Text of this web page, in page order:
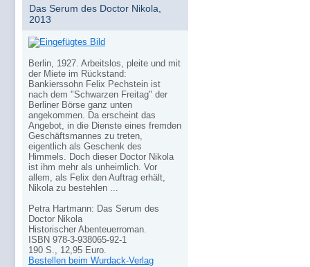
Das Serum des Doctor Nikola,
2013
Berlin, 1927. Arbeitslos, pleite und mit
der Miete im Rückstand:
Bankierssohn Felix Pechstein ist
nach dem "Schwarzen Freitag" der
Berliner Börse ganz unten
angekommen. Da erscheint das
Angebot, in die Dienste eines fremden
Geschäftsmannes zu treten,
eigentlich als Geschenk des
Himmels. Doch dieser Doctor Nikola
ist ihm mehr als unheimlich. Vor
allem, als Felix den Auftrag erhält,
Nikola zu bestehlen ...
Petra Hartmann: Das Serum des
Doctor Nikola
Historischer Abenteuerroman.
ISBN 978-3-938065-92-1
190 S., 12,95 Euro.
Bestellen beim Wurdack-Verlag